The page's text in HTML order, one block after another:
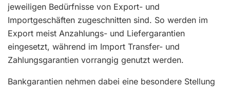
jeweiligen Bedürfnisse von Export- und
Importgeschäften zugeschnitten sind. So werden im
Export meist Anzahlungs- und Liefergarantien
eingesetzt, während im Import Transfer- und
Zahlungsgarantien vorrangig genutzt werden.
Bankgarantien nehmen dabei eine besondere Stellung